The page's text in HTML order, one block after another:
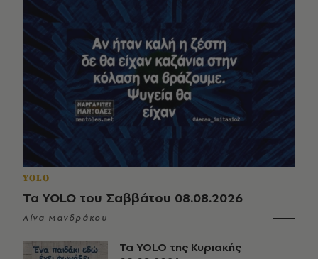
YOLO
Τα YOLO του Σαββάτου 08.08.2026
Λίνα Μανδράκου
Τα YOLO της Κυριακής